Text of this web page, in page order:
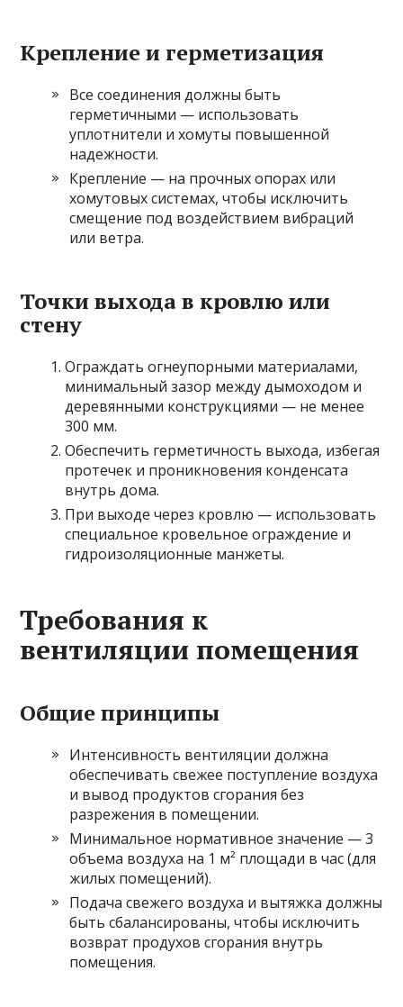
Крепление и герметизация
Все соединения должны быть
герметичными — использовать
уплотнители и хомуты повышенной
надежности.
Крепление — на прочных опорах или
хомутовых системах, чтобы исключить
смещение под воздействием вибраций
или ветра.
Точки выхода в кровлю или
стену
Ограждать огнеупорными материалами,
минимальный зазор между дымоходом и
деревянными конструкциями — не менее
300 мм.
Обеспечить герметичность выхода, избегая
протечек и проникновения конденсата
внутрь дома.
При выходе через кровлю — использовать
специальное кровельное ограждение и
гидроизоляционные манжеты.
Требования к
вентиляции помещения
Общие принципы
Интенсивность вентиляции должна
обеспечивать свежее поступление воздуха
и вывод продуктов сгорания без
разрежения в помещении.
Минимальное нормативное значение — 3
объема воздуха на 1 м² площади в час (для
жилых помещений).
Подача свежего воздуха и вытяжка должны
быть сбалансированы, чтобы исключить
возврат продуxов сгорания внутрь
помещения.